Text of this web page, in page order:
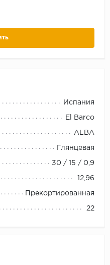
Испания
El Barco
ALBA
Глянцевая
30 / 15 / 0,9
12,96
Прекортированная
22